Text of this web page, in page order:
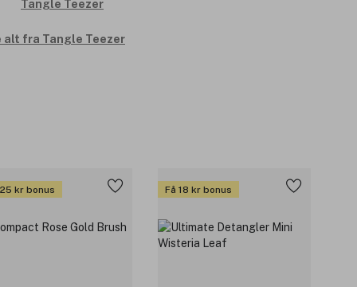
alt fra Tangle Teezer
kr bonus Få 18 kr bonus